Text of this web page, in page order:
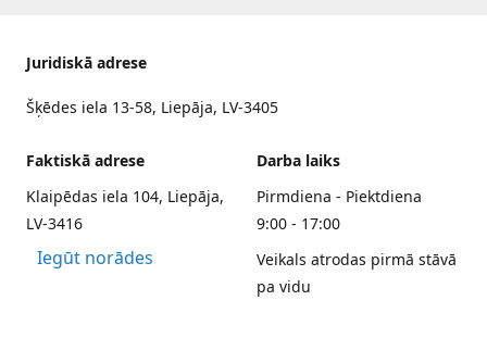
Juridiskā adrese
Šķēdes iela 13-58, Liepāja, LV-3405
Faktiskā adrese
Klaipēdas iela 104, Liepāja,
LV-3416
Iegūt norādes
Darba laiks
Pirmdiena - Piektdiena
9:00 - 17:00
Veikals atrodas pirmā stāvā
pa vidu